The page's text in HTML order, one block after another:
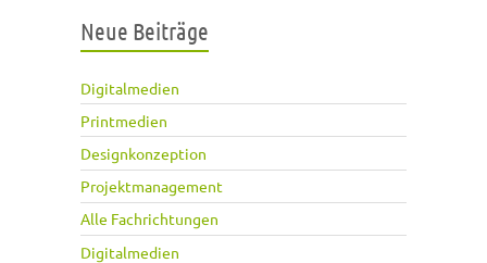
Neue Beiträge
Digitalmedien
Printmedien
Designkonzeption
Projektmanagement
Alle Fachrichtungen
Digitalmedien